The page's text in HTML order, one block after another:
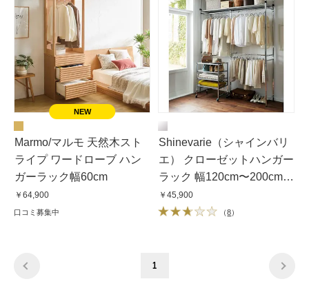
Marmo/マルモ 天然木スト
ライプ ワードローブ ハン
ガーラック幅60cm
￥64,900
口コミ募集中
Shinevarie（シャインバリ
エ） クローゼットハンガー
ラック 幅120cm〜200cm対
応
￥45,900
（8）
1